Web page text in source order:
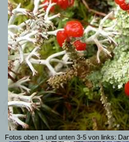
Fotos oben 1 und unten 3-5 von links: